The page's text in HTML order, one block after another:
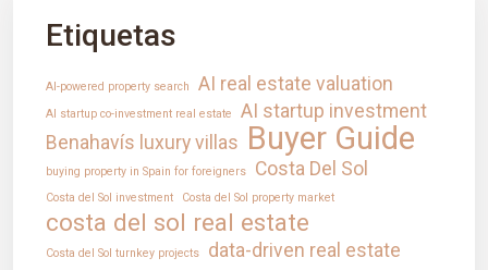
Etiquetas
AI-powered property search AI real estate valuation
AI startup co-investment real estate
AI startup investment
Benahavís luxury villas Buyer Guide
buying property in Spain for foreigners Costa Del Sol
Costa del Sol investment Costa del Sol property market
costa del sol real estate
Costa del Sol turnkey projects data-driven real estate
Blog
Aviso Legal
Política de Cookies
CONTACTO
Mirador Del Mar Local 35 Bahia de Casares Estepona
Malaga